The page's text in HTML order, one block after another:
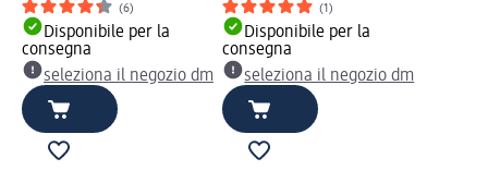
(6)
Disponibile per la
consegna
seleziona il negozio dm
(1)
Disponibile per la
consegna
seleziona il negozio dm